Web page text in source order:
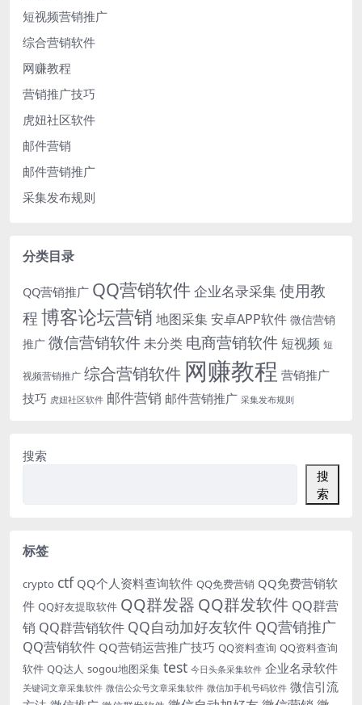
短视频营销推广
综合营销软件
网赚教程
营销推广技巧
虎妞社区软件
邮件营销
邮件营销推广
采集发布规则
分类目录
QQ营销推广 QQ营销软件企业名录采集使用教
程博客论坛营销 地图采集安卓APP软件 微信营销
推广 微信营销软件未分类 电商营销软件短视频 短
视频营销推广 综合营销软件 网赚教程 营销推广
技巧 虎妞社区软件 邮件营销 邮件营销推广 采集发布规则
搜索
搜
索
标签
crypto ctf QQ个人资料查询软件 QQ免费营销 QQ免费营销软
件 QQ好友提取软件 QQ群发器 QQ群发软件 QQ群营
销 QQ群营销软件 QQ自动加好友软件 QQ营销推广
QQ营销软件 QQ营销运营推广技巧 QQ资料查询 QQ资料查询
软件 QQ达人 sogou地图采集 test 今日头条采集软件 企业名录软件
关键词文章采集软件 微信公众号文章采集软件 微信加手机号码软件 微信引流